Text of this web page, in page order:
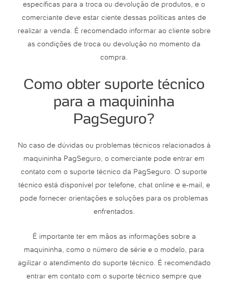
específicas para a troca ou devolução de produtos, e o
comerciante deve estar ciente dessas políticas antes de
realizar a venda. É recomendado informar ao cliente sobre
as condições de troca ou devolução no momento da
compra.
Como obter suporte técnico
para a maquininha
PagSeguro?
No caso de dúvidas ou problemas técnicos relacionados à
maquininha PagSeguro, o comerciante pode entrar em
contato com o suporte técnico da PagSeguro. O suporte
técnico está disponível por telefone, chat online e e-mail, e
pode fornecer orientações e soluções para os problemas
enfrentados.
É importante ter em mãos as informações sobre a
maquininha, como o número de série e o modelo, para
agilizar o atendimento do suporte técnico. É recomendado
entrar em contato com o suporte técnico sempre que